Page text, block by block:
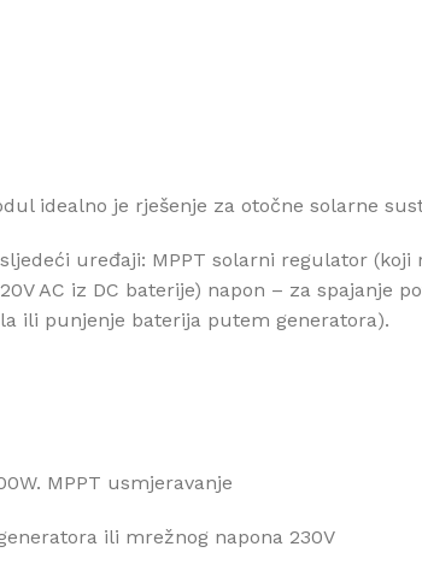
idealno je rješenje za otočne solarne
uređaji: MPPT solarni regulator
AC iz DC baterije) napon – za spajanje
ili punjenje baterija putem generatora).
MPPT usmjeravanje
ili mrežnog napona 230V